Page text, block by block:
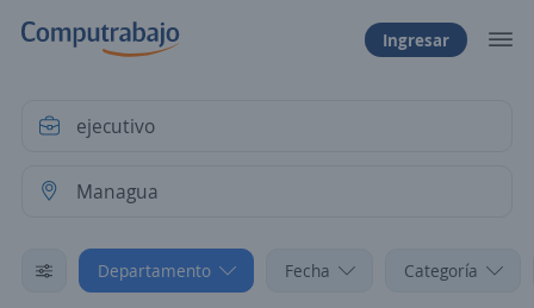
Ingresar
Departamento Fecha Categoría